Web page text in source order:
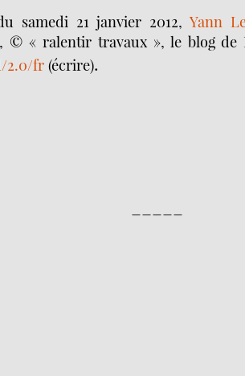
samedi 21 janvier 2012, Yann
, © « ralentir travaux », le blog de
2.0/fr (écrire).